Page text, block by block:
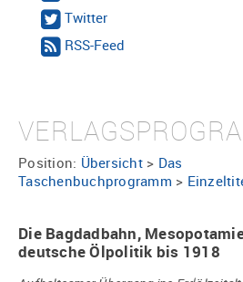
Twitter
RSS-Feed
Position: Übersicht> Das
Taschenbuchprogramm >
Die Bagdadbahn,
deutsche Ölpolitik bis 1918